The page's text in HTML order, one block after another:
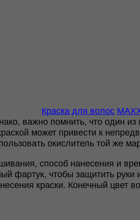
Краска для волос
важно помнить, что один
может привести к
окислитель той же
способ нанесения и
фартук, чтобы защитить
краски. Конечный цвет